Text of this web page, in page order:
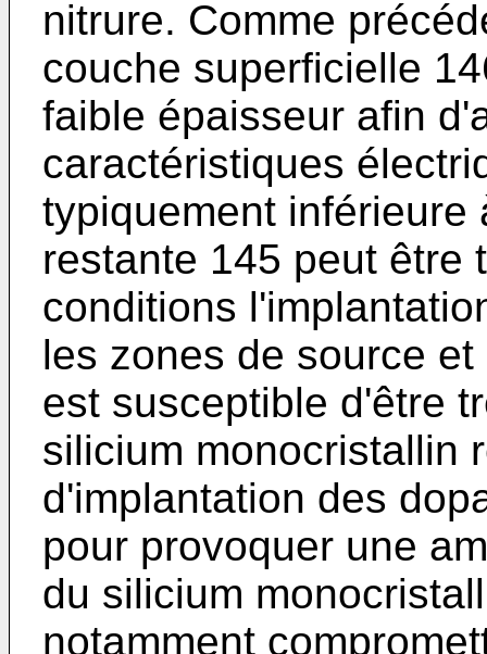
nitrure. Comme
couche superficielle
faible épaisseur afin
caractéristiques
typiquement inférieure
restante 145 peut être
conditions
les zones de source
est susceptible d'être
silicium monocristallin
d'implantation des
pour provoquer une
du silicium
notamment